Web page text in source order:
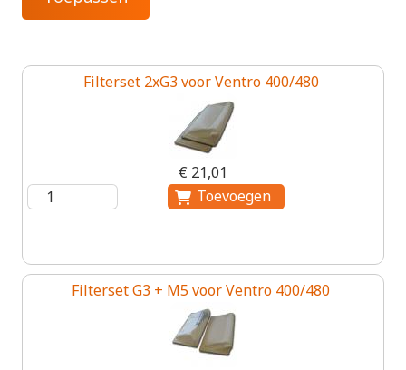
Filterset 2xG3 voor Ventro 400/480
€ 21,01
Filterset G3 + M5 voor Ventro 400/480